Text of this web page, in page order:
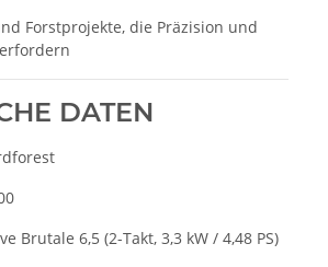
Forstprojekte, die Präzision und
DATEN
Brutale 6,5 (2-Takt, 3,3 kW / 4,48 PS)